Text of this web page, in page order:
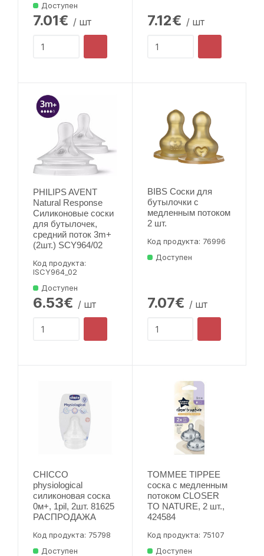
Доступен
7.01€ / шт 7.12€ / шт
PHILIPS AVENT
Natural Response
Силиконовые соски
для бутылочек,
средний поток 3m+
(2шт.) SCY964/02
Код продукта:
lSCY964_02
Доступен
6.53€ / шт
BIBS Соски для
бутылочки с
медленным потоком
2 шт.
Код продукта: 76996
Доступен
7.07€ / шт
CHICCO
physiological
силиконовая соска
0м+, 1pil, 2шт. 81625
РАСПРОДАЖА
Код продукта: 75798
Доступен
TOMMEE TIPPEE
соска с медленным
потоком CLOSER
TO NATURE, 2 шт.,
424584
Код продукта: 75107
Доступен